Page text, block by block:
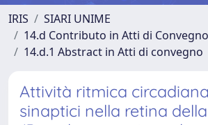
IRIS
SIARI UNIME
14.d Contributo in Atti di Convegno
14.d.1 Abstract in Atti di convegno
Attività ritmica
sinaptici nella retina